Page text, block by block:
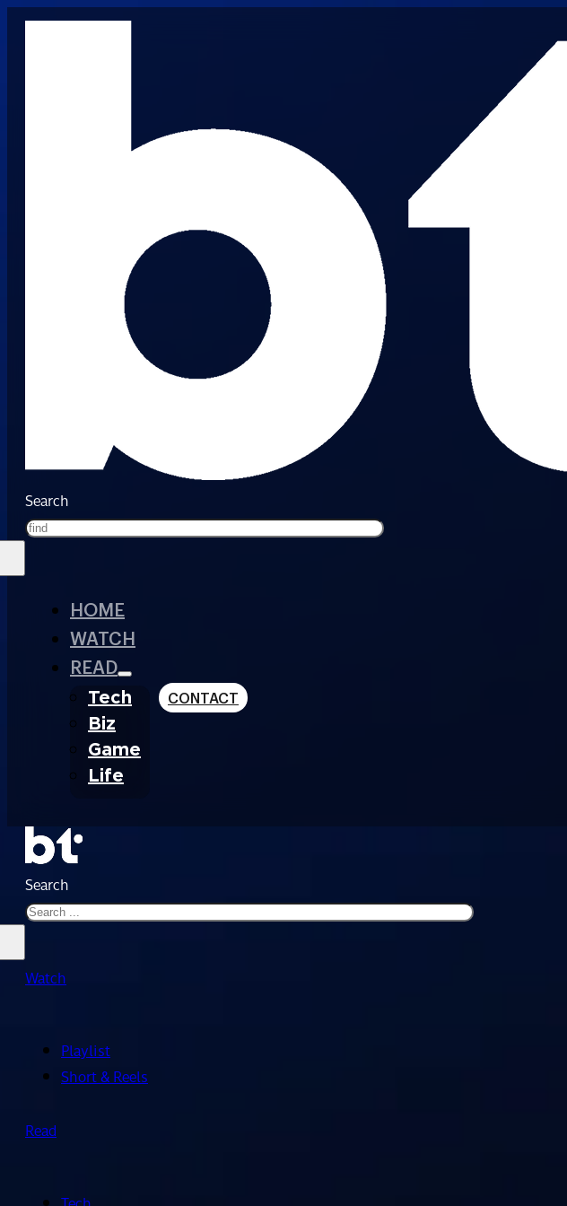
Search
HOME
WATCH
READ
Tech
Biz
Game
Life
CONTACT
Search
Watch
Playlist
Short & Reels
Read